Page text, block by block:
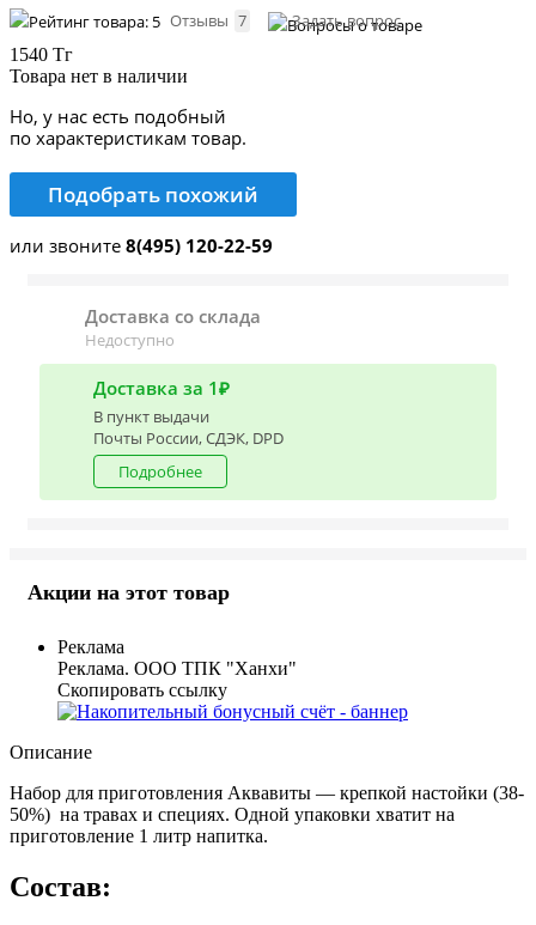
Отзывы 7 Задать вопрос
1540 Тг
Товара нет в наличии
Но, у нас есть подобный
по характеристикам товар.
Подобрать похожий
или звоните 8(495) 120-22-59
Доставка со склада
Недоступно
Доставка за 1₽
В пункт выдачи
Почты России, СДЭК, DPD
Подробнее
Акции на этот товар
Реклама
Реклама. ООО ТПК "Ханхи"
Скопировать ссылку
Описание
Набор для приготовления Аквавиты — крепкой настойки (38-
50%) на травах и специях. Одной упаковки хватит на
приготовление 1 литр напитка.
Состав: